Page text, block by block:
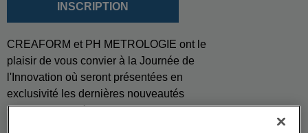
INSCRIPTION
CREAFORM et PH METROLOGIE ont le
plaisir de vous convier à la Journée de
l'Innovation où seront présentées en
exclusivité les dernières nouveautés
Creaform, les séries HandySCAN 3D|EVO et